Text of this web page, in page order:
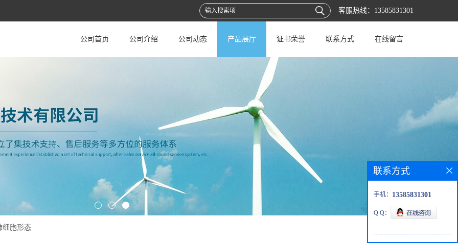
客服热线： 13585831301
公司首页 公司介绍 公司动态 产品展厅 证书荣誉 联系方式 在线留言
细胞形态
联系方式
手机： 13585831301
Q Q：